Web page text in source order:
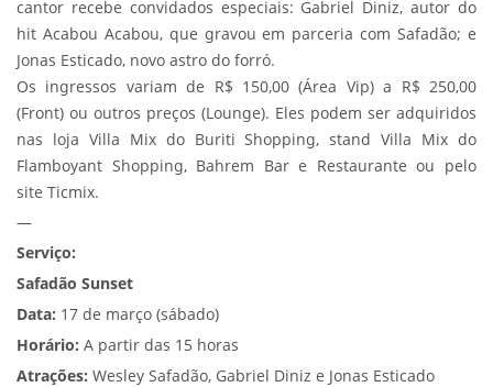
cantor recebe convidados especiais: Gabriel Diniz, autor do
hit Acabou Acabou, que gravou em parceria com Safadão; e
Jonas Esticado, novo astro do forró.
Os ingressos variam de R$ 150,00 (Área Vip) a R$ 250,00
(Front) ou outros preços (Lounge). Eles podem ser adquiridos
nas loja Villa Mix do Buriti Shopping, stand Villa Mix do
Flamboyant Shopping, Bahrem Bar e Restaurante ou pelo
site Ticmix.
—
Serviço:
Safadão Sunset
Data: 17 de março (sábado)
Horário: A partir das 15 horas
Atrações: Wesley Safadão, Gabriel Diniz e Jonas Esticado